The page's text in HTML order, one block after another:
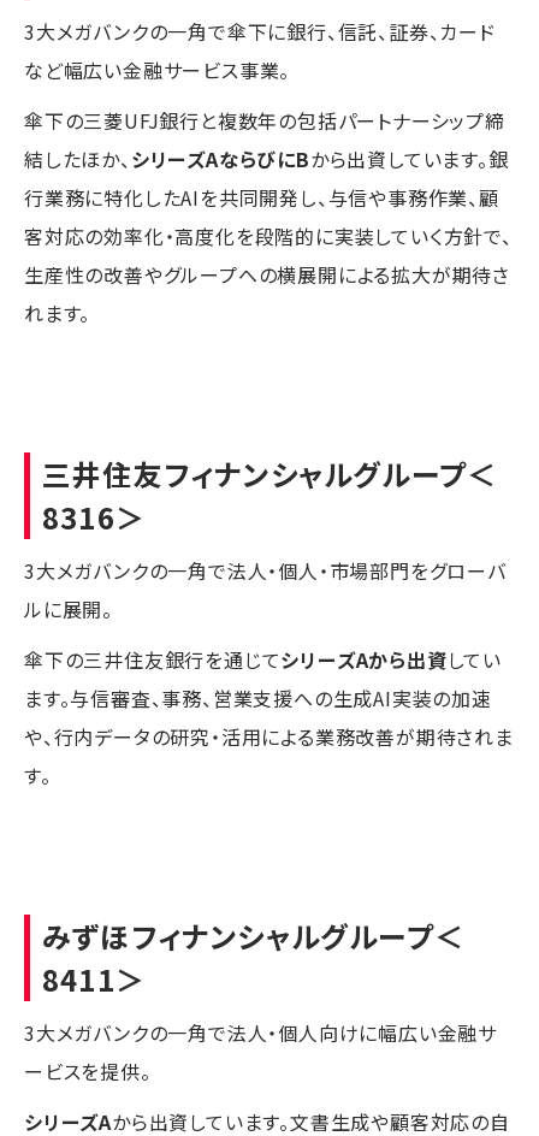
3大メガバンクの一角で傘下に銀行、信託、証券、カード
など幅広い金融サービス事業。
傘下の三菱UFJ銀行と複数年の包括パートナーシップ締
結したほか、シリーズAならびにBから出資しています。銀
行業務に特化したAIを共同開発し、与信や事務作業、顧
客対応の効率化・高度化を段階的に実装していく方針で、
生産性の改善やグループへの横展開による拡大が期待さ
れます。
三井住友フィナンシャルグループ＜
8316＞
3大メガバンクの一角で法人・個人・市場部門をグローバ
ルに展開。
傘下の三井住友銀行を通じてシリーズAから出資してい
ます。与信審査、事務、営業支援への生成AI実装の加速
や、行内データの研究・活用による業務改善が期待されま
す。
みずほフィナンシャルグループ＜
8411＞
3大メガバンクの一角で法人・個人向けに幅広い金融サ
ービスを提供。
シリーズAから出資しています。文書生成や顧客対応の自